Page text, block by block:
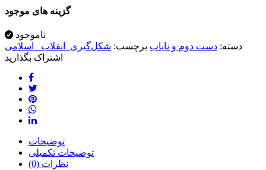
گزینه های موجود
ناموجود
دسته: دست دوم و نایاب برچسب: شکل‌گیری_انقلاب _اسلامی
اشتراک بگذارید
توضیحات
توضیحات تکمیلی
نظرات (0)